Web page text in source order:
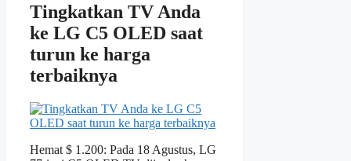
Tingkatkan TV Anda
ke LG C5 OLED saat
turun ke harga
terbaiknya
Hemat $ 1.200: Pada 18 Agustus, LG